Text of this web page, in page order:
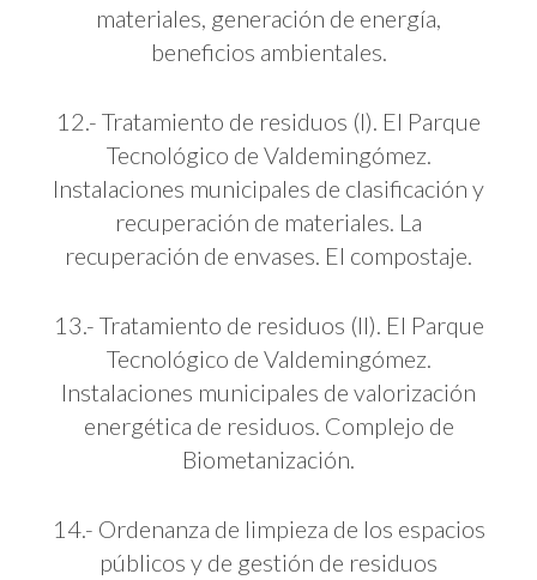
materiales, generación de energía,
beneficios ambientales.
12.- Tratamiento de residuos (I). El Parque
Tecnológico de Valdemingómez.
Instalaciones municipales de clasificación y
recuperación de materiales. La
recuperación de envases. El compostaje.
13.- Tratamiento de residuos (II). El Parque
Tecnológico de Valdemingómez.
Instalaciones municipales de valorización
energética de residuos. Complejo de
Biometanización.
14.- Ordenanza de limpieza de los espacios
públicos y de gestión de residuos